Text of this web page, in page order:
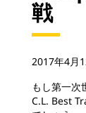
戦
2017年4月
もし第一
C.L. Best